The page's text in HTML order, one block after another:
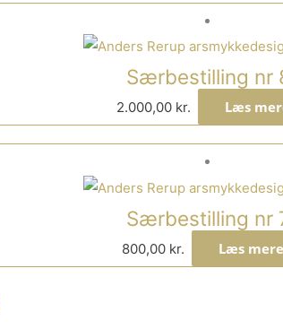
Særbestilling nr
2.000,00 kr. Læs
Særbestilling nr
800,00 kr. Læs mere